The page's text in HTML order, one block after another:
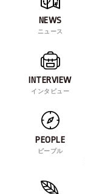
NEWS
ニュース
INTERVIEW
インタビュー
PEOPLE
ピープル